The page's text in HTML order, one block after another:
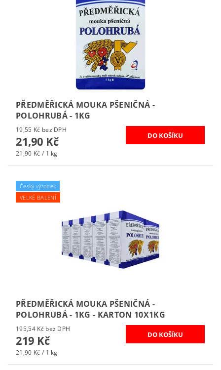
PŘEDMĚŘICKÁ MOUKA PŠENIČNÁ -
POLOHRUBÁ - 1KG
19,55 Kč bez DPH
21,90 Kč
21,90 Kč / 1 kg
Český výrobek
VELKÉ BALENÍ
PŘEDMĚŘICKÁ MOUKA PŠENIČNÁ -
POLOHRUBÁ - 1KG - KARTON 10X1KG
195,54 Kč bez DPH
219 Kč
21,90 Kč / 1 kg